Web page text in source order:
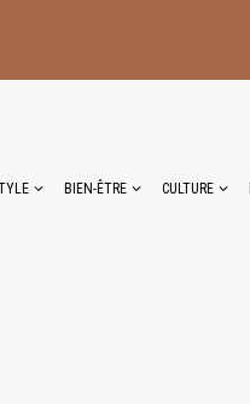
BIEN-ÊTRE CULTURE